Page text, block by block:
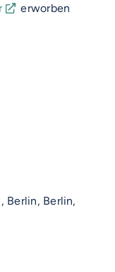
erworben
Berlin, Berlin,